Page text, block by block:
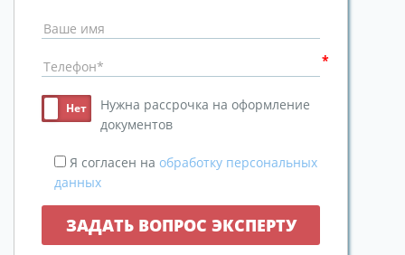
Нужна рассрочка на оформление
документов
Я согласен на обработку персональных
данных